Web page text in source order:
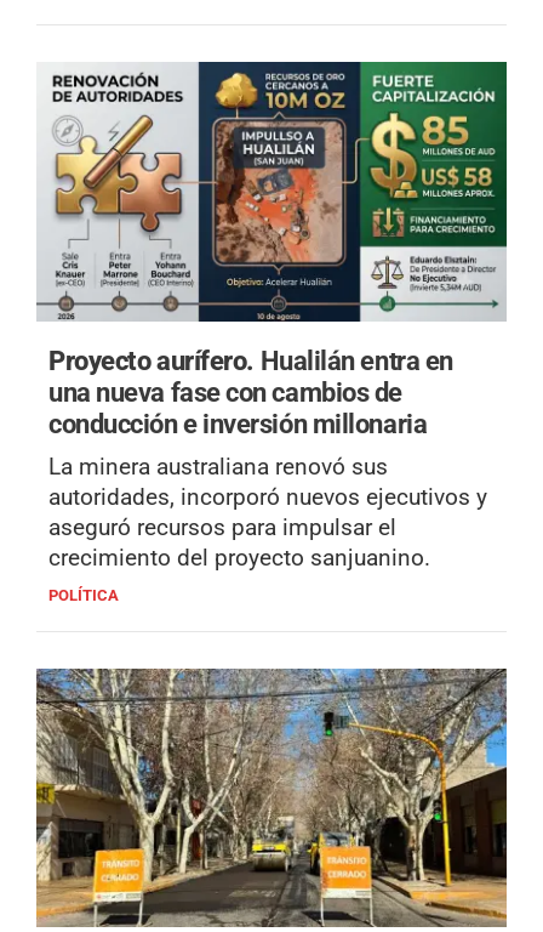
Proyecto aurífero. Hualilán entra en
una nueva fase con cambios de
conducción e inversión millonaria
La minera australiana renovó sus
autoridades, incorporó nuevos ejecutivos y
aseguró recursos para impulsar el
crecimiento del proyecto sanjuanino.
POLÍTICA